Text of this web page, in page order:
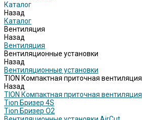
Каталог
Назад
Каталог
Вентиляция
Назад
Вентиляция
Вентиляционные установки
Назад
Вентиляционные установки
TION Компактная приточная вентиляция
Назад
TION Компактная приточная вентиляция
Tion Бризер 4S
Tion Бризер O2